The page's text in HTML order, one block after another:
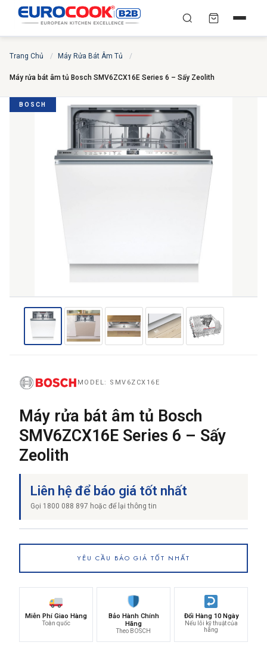
YÊU CẦU BÁO GIÁ TỐT
NHẤT
THƯƠNG HIỆU
→ GỬI YÊU CẦU BÁO GIÁ
Trang Chủ / Máy Rửa Bát Âm Tủ /
Máy rửa bát âm tủ Bosch SMV6ZCX16E Series 6 – Sấy Zeolith
BOSCH
MODEL: SMV6ZCX16E
Máy rửa bát âm tủ Bosch
SMV6ZCX16E Series 6 – Sấy
Zeolith
Liên hệ để báo giá tốt nhất
Gọi 1800 088 897 hoặc để lại thông tin
YÊU CẦU BÁO GIÁ TỐT NHẤT
Miễn Phí Giao Hàng
Toàn quốc
Bảo Hành Chính
Hãng
Theo BOSCH
Đổi Hàng 10 Ngày
Nếu lỗi kỹ thuật của
hãng